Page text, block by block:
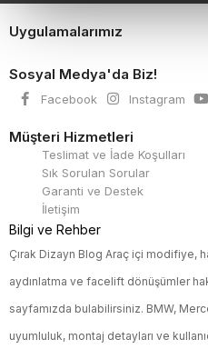
Uygulamalarımız
Sosyal Medya'da Biz!
Facebook Instagram
Müşteri Hizmetleri
Teslimat ve İade Koşulları
Sık Sorulan Sorular
Garanti ve Destek
İletişim
Bilgi ve Rehber
Çırak Dizayn Blog Araç içi modifiye,
aydınlatma ve facelift dönüşümler
sayfamızda bulabilirsiniz. BMW,
uyumluluk, montaj detayları ve